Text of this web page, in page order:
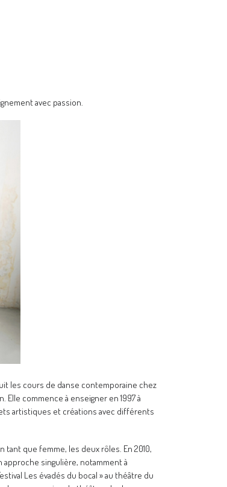
avec passion.
les cours de danse contemporaine chez
Elle commence à enseigner en 1997 à
artistiques et créations avec différents
que femme, les deux rôles. En 2010,
approche singulière, notamment à
Les évadés du bocal » au théâtre du